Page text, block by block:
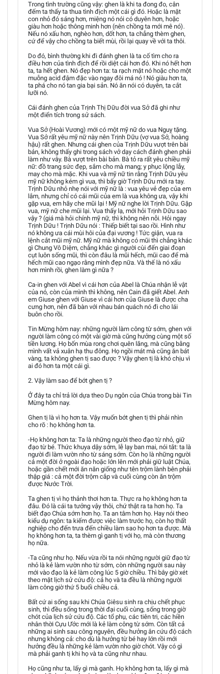
Trong tình trường cũng vậy: ghen là khi ta đong đo, cân
đếm ta thấy ta thua tình địch một cái gì đó. Hoặc là mặt
con nhỏ đó sáng hơn, miệng nó nói có duyên hơn, hoặc
giàu hơn hoặc thông minh hơn (nên chồng ta mới mê nó).
Nếu nó xấu hơn, nghèo hơn, dốt hơn, ta chẳng thèm ghen,
cứ để vậy cho chồng ta biết mùi, rồi lại quay về với ta thôi.
Do đó, bình thường khi đi đánh ghen là ta cố tìm cho ra
điều hơn của tình địch để rồi diệt cái hơn đó. Khi nó hết hơn
ta, ta hết ghen. Nó đẹp hơn ta: ta rạch mặt nó hoặc cho một
muỗng acid đậm đặc vào ngay đôi má nó ! Nó giàu hơn ta,
ta phá cho nó tan gia bại sản. Nó ăn nói có duyên, ta cắt
lưỡi nó.
Cái đánh ghen của Trịnh Thị Dữu đời vua Sở đã ghi như
một điển tích trong sử sách.
Vua Sở (Hoài Vương) mới có một mỹ nữ do vua Nguỵ tặng.
Vua Sở rất yêu mỹ nữ này nên Trịnh Dữu (vợ vua Sở, hoàng
hậu) rất ghen. Nhưng cái ghen của Trịnh Dữu vượt trên bài
bản, không thấy ghi trong sách vở dạy cách đánh ghen phải
làm như vây. Bà vượt trên bài bản. Bà tỏ ra rất yêu chiều mỹ
nữ: đồ trang sức đẹp, sắm cho mà mang; y phục lộng lẫy,
may cho mà mặc. Khi vua và mỹ nữ tin rằng Trịnh Dữu yêu
mỹ nữ không kém gì vua, thì bấy giờ Trịnh Dữu mới ra tay.
Trịnh Dữu nhỏ nhẹ nói với mỹ nữ là : vua yêu vẻ đẹp của em
lắm, nhưng chỉ có cái mũi của em là vua không ưa, vậy khi
gặp vua, em hãy che mũi lại ! Mỹ nữ nghe lời Trịnh Dữu. Gặp
vua, mỹ nữ che mũi lại. Vua thấy lạ, mới hỏi Trịnh Dữu sao
vậy ? (giá mà hỏi chính mỹ nữ, thì không nên nỗi. Hỏi ngay
Trịnh Dữu ! Trịnh Dữu nói : Thiếp biết tại sao rồi. Hình như
nó không ưa cái mùi hôi của đại vương ! Tức giận, vua ra
lệnh cắt mũi mỹ nữ. Mỹ nữ mà không có mũi thì chẳng khác
gì Chung Vô Diệm, chẳng khác gì người cùi đến giai đoạn
cụt luôn sống mũi, thì còn đâu là mũi hếch, mũi cao để mà
hếch mũi cao ngạo rằng mình đẹp nữa. Và thế là nó xấu
hơn mình rồi, ghen làm gì nữa ?
Ca-in ghen với Abel vì cái hơn của Abel là Chúa nhận lễ vật
của nó, còn của mình thì không, nên Cain đã giết Abel. Anh
em Giuse ghen với Giuse vì cái hơn của Giuse là được cha
cưng hơn, nên đã bàn với nhau bán quách nó đi cho lái
buôn cho rồi.
Tin Mừng hôm nay: những người làm công từ sớm, ghen với
người làm công có một vài giờ mà cũng hưởng cùng một số
tiền lương. Họ bốn mùa rong chơi quên lãng, mà cũng bằng
mình vất vả xuân hạ thu đông. Họ ngồi mát mà cũng ăn bát
vàng, ta không ghen tị sao được ? Vậy ghen tị là khó chịu vì
ai đó hơn ta một cái gì.
2. Vậy làm sao để bớt ghen tị ?
Ở đây ta chỉ trả lời dựa theo Dụ ngôn của Chúa trong bài Tin
Mừng hôm nay.
Ghen tị là vì họ hơn ta. Vậy muốn bớt ghen tị thì phải nhìn
cho rõ : họ không hơn ta.
-Họ không hơn ta: Ta là những người theo đạo từ nhỏ, giữ
đạo từ bé. Thức khuya dậy sớm, lễ lạy ban mai, nói tắt: ta là
người đi làm vườn nho từ sáng sớm. Còn họ là những người
cả một đời ở ngoài đạo hoặc lớn lên mới phải giữ luật Chúa,
hoặc gần chết mới ăn năn giống như tên trộm lành bên phải
thập giá : cả một đời trộm cắp và cuối cùng còn ăn trộm
được Nước Trời.
Ta ghen tị vì họ thảnh thơi hơn ta. Thực ra họ không hơn ta
đâu. Đó là cái ta tưởng vậy thôi, chứ thật ra ta hơn họ. Ta
biết đạo Chúa sớm hơn họ. Ta an tâm hơn họ. Hay nói theo
kiểu dụ ngôn: ta kiếm được việc làm trước họ, còn họ thất
nghiệp cho đến trưa đến chiều làm sao họ hơn ta được. Mà
họ không hơn ta, ta thèm gì ganh tị với họ, mà còn thương
họ nữa.
-Ta cũng như họ. Nếu vừa rồi ta nói những người giữ đạo từ
nhỏ là kẻ làm vườn nho từ sớm, còn những người sau này
mới vào đạo là kẻ làm công lúc 5 giờ chiều. Thì bây giờ xét
theo mặt lịch sử cứu độ: cả họ và ta đều là những người
làm công giờ thứ 5 buổi chiều cả.
Bất cứ ai sống sau khi Chúa Giêsu sinh ra chịu chết phục
sinh, thì đều sống trong thời đại cuối cùng, sống trong giờ
chót của lịch sử cứu độ. Các tổ phụ, các tiên tri, các hiền
nhân thời Cựu Ước mới là kẻ làm công từ sớm. Còn tất cả
những ai sinh sau công nguyên, đều hưởng ân cứu độ cách
nhưng không cả: cho dù là hưởng từ bé hay lớn rồi mới
hưởng đều là những kẻ làm vườn nho giờ chót. Vậy có gì
mà phải ganh tị khi họ và ta cũng như nhau.
Họ cũng như ta, lấy gì mà ganh. Họ không hơn ta, lấy gì mà